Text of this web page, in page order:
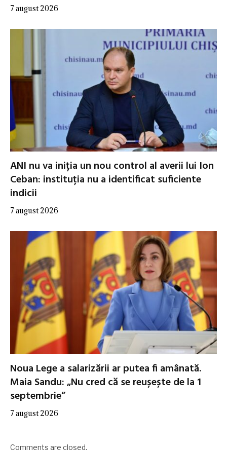
7 august 2026
ANI nu va iniția un nou control al averii lui Ion
Ceban: instituția nu a identificat suficiente
indicii
7 august 2026
Noua Lege a salarizării ar putea fi amânată.
Maia Sandu: „Nu cred că se reușește de la 1
septembrie”
7 august 2026
Comments are closed.